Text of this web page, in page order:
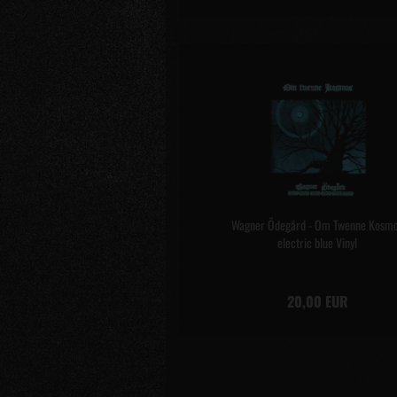
Wagner Ödegård - Om Twenne
electric blue Vinyl
20,00 EUR